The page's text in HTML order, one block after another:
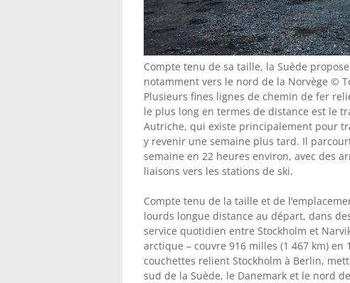
Compte tenu de sa taille, la Suède
notamment vers le nord de la Norvège ©
Plusieurs fines lignes de chemin de fer
le plus long en termes de distance est le
Autriche, qui existe principalement pour
y revenir une semaine plus tard. Il
semaine en 22 heures environ, avec des
liaisons vers les stations de ski.
Compte tenu de la taille et de
lourds longue distance au départ, dans
service quotidien entre Stockholm et
arctique – couvre 916 milles (1 467 km)
couchettes relient Stockholm à Berlin,
sud de la Suède, le Danemark et le nord